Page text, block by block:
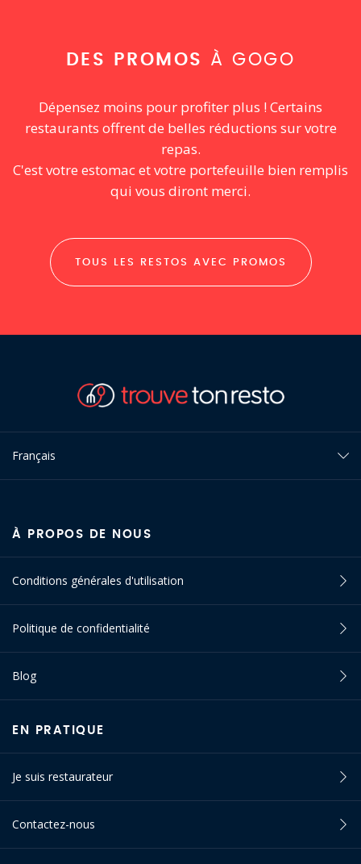
DES PROMOS À GOGO
Dépensez moins pour profiter plus ! Certains
restaurants offrent de belles réductions sur votre
repas.
C'est votre estomac et votre portefeuille bien remplis
qui vous diront merci.
TOUS LES RESTOS AVEC PROMOS
Français
À PROPOS DE NOUS
Conditions générales d'utilisation
Politique de confidentialité
Blog
EN PRATIQUE
Je suis restaurateur
Contactez-nous